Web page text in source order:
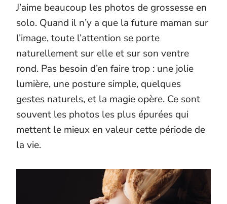
J’aime beaucoup les photos de grossesse en
solo. Quand il n’y a que la future maman sur
l’image, toute l’attention se porte
naturellement sur elle et sur son ventre
rond. Pas besoin d’en faire trop : une jolie
lumière, une posture simple, quelques
gestes naturels, et la magie opère. Ce sont
souvent les photos les plus épurées qui
mettent le mieux en valeur cette période de
la vie.